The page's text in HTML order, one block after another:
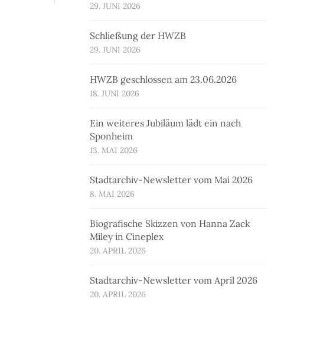
29. JUNI 2026
Schließung der HWZB
29. JUNI 2026
HWZB geschlossen am 23.06.2026
18. JUNI 2026
Ein weiteres Jubiläum lädt ein nach
Sponheim
13. MAI 2026
Stadtarchiv-Newsletter vom Mai 2026
8. MAI 2026
Biografische Skizzen von Hanna Zack
Miley in Cineplex
20. APRIL 2026
Stadtarchiv-Newsletter vom April 2026
20. APRIL 2026